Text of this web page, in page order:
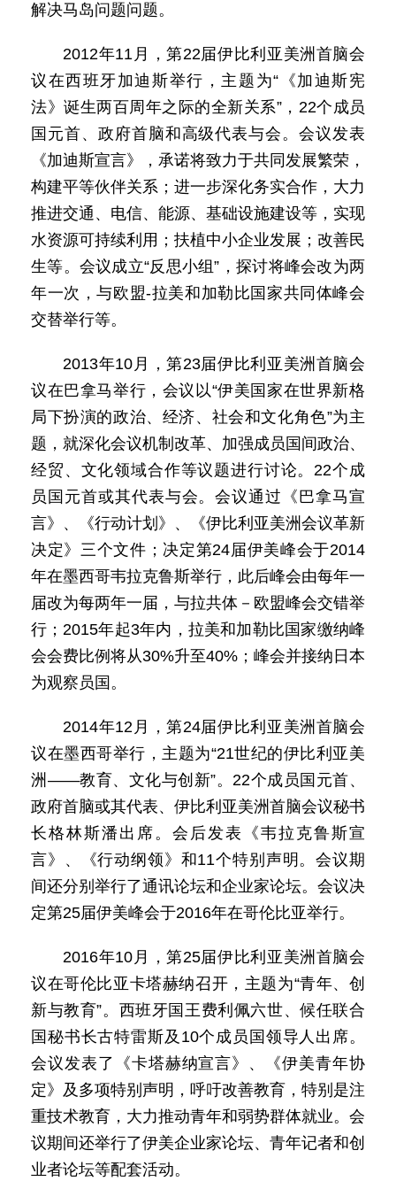
解决马岛问题问题。
2012年11月，第22届伊比利亚美洲首脑会
议在西班牙加迪斯举行，主题为“《加迪斯宪
法》诞生两百周年之际的全新关系”，22个成员
国元首、政府首脑和高级代表与会。会议发表
《加迪斯宣言》，承诺将致力于共同发展繁荣，
构建平等伙伴关系；进一步深化务实合作，大力
推进交通、电信、能源、基础设施建设等，实现
水资源可持续利用；扶植中小企业发展；改善民
生等。会议成立“反思小组”，探讨将峰会改为两
年一次，与欧盟-拉美和加勒比国家共同体峰会
交替举行等。
2013年10月，第23届伊比利亚美洲首脑会
议在巴拿马举行，会议以“伊美国家在世界新格
局下扮演的政治、经济、社会和文化角色”为主
题，就深化会议机制改革、加强成员国间政治、
经贸、文化领域合作等议题进行讨论。22个成
员国元首或其代表与会。会议通过《巴拿马宣
言》、《行动计划》、《伊比利亚美洲会议革新
决定》三个文件；决定第24届伊美峰会于2014
年在墨西哥韦拉克鲁斯举行，此后峰会由每年一
届改为每两年一届，与拉共体－欧盟峰会交错举
行；2015年起3年内，拉美和加勒比国家缴纳峰
会会费比例将从30%升至40%；峰会并接纳日本
为观察员国。
2014年12月，第24届伊比利亚美洲首脑会
议在墨西哥举行，主题为“21世纪的伊比利亚美
洲——教育、文化与创新”。22个成员国元首、
政府首脑或其代表、伊比利亚美洲首脑会议秘书
长格林斯潘出席。会后发表《韦拉克鲁斯宣
言》、《行动纲领》和11个特别声明。会议期
间还分别举行了通讯论坛和企业家论坛。会议决
定第25届伊美峰会于2016年在哥伦比亚举行。
2016年10月，第25届伊比利亚美洲首脑会
议在哥伦比亚卡塔赫纳召开，主题为“青年、创
新与教育”。西班牙国王费利佩六世、候任联合
国秘书长古特雷斯及10个成员国领导人出席。
会议发表了《卡塔赫纳宣言》、《伊美青年协
定》及多项特别声明，呼吁改善教育，特别是注
重技术教育，大力推动青年和弱势群体就业。会
议期间还举行了伊美企业家论坛、青年记者和创
业者论坛等配套活动。